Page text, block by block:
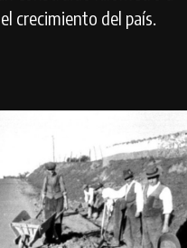
crecimiento del país.